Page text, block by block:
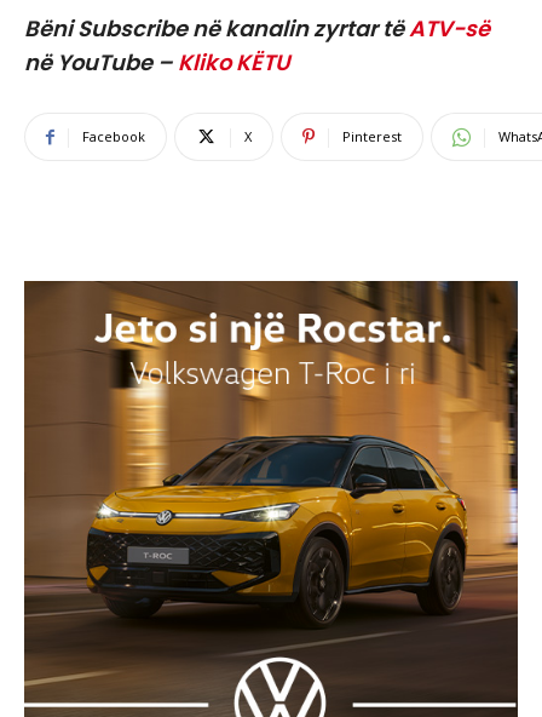
Bëni Subscribe në kanalin zyrtar tëATV-së
në YouTube – Kliko KËTU
Facebook X Pinterest